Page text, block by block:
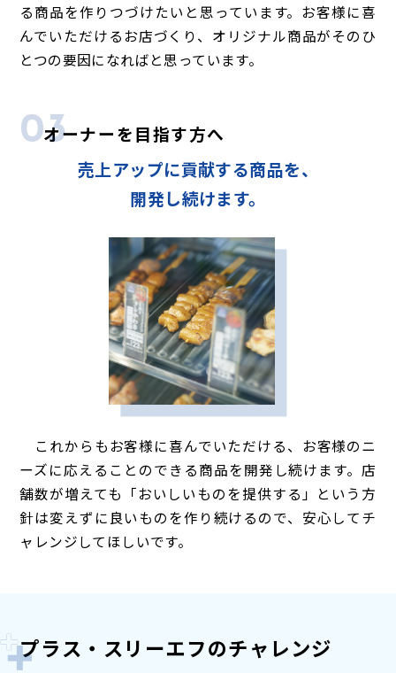
る商品を作りつづけたいと思っています。お客様に喜
んでいただけるお店づくり、オリジナル商品がそのひ
とつの要因になればと思っています。
03オーナーを目指す方へ
売上アップに貢献する商品を、
開発し続けます。
これからもお客様に喜んでいただける、お客様のニ
ーズに応えることのできる商品を開発し続けます。店
舗数が増えても「おいしいものを提供する」という方
針は変えずに良いものを作り続けるので、安心してチ
ャレンジしてほしいです。
プラス・スリーエフのチャレンジ